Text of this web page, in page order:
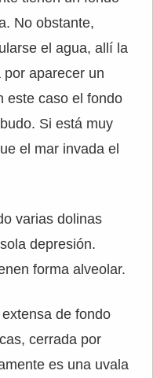
No obstante,
el agua, allí la
aparecer un
este caso el fondo
Si está muy
el mar invada el
varias dolinas
depresión.
forma alveolar.
de fondo
cerrada por
es una uvala